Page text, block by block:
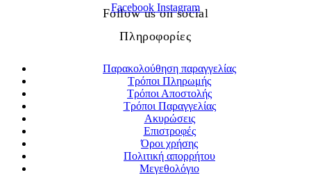
Follow us on social
Facebook Instagram
Πληροφορίες
Παρακολούθηση παραγγελίας
Τρόποι Πληρωμής
Τρόποι Αποστολής
Τρόποι Παραγγελίας
Ακυρώσεις
Επιστροφές
Όροι χρήσης
Πολιτική απορρήτου
Μεγεθολόγιο